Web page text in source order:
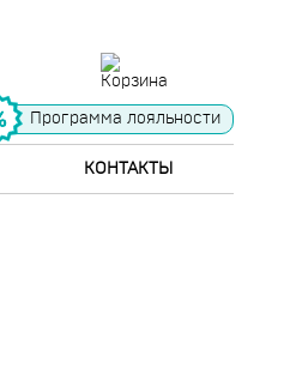
Программа лояльности
КОНТАКТЫ